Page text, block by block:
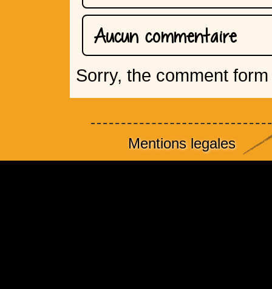
Aucun commentaire
Sorry, the comment
Mentions legales